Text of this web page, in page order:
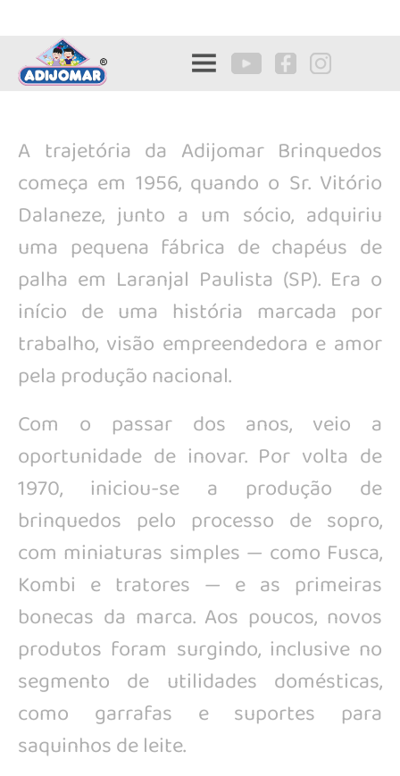
A trajetória da Adijomar Brinquedos
começa em 1956, quando o Sr. Vitório
Dalaneze, junto a um sócio, adquiriu
uma pequena fábrica de chapéus de
palha em Laranjal Paulista (SP). Era o
início de uma história marcada por
trabalho, visão empreendedora e amor
pela produção nacional.
Com o passar dos anos, veio a
oportunidade de inovar. Por volta de
1970, iniciou-se a produção de
brinquedos pelo processo de sopro,
com miniaturas simples — como Fusca,
Kombi e tratores — e as primeiras
bonecas da marca. Aos poucos, novos
produtos foram surgindo, inclusive no
segmento de utilidades domésticas,
como garrafas e suportes para
saquinhos de leite.